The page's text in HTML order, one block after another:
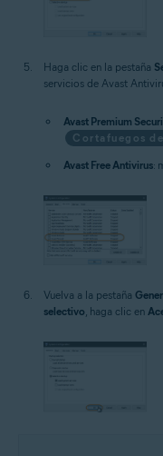
Haga clic en la pestaña
servicios de Avast
Avast Premium
Cortafuegos
Avast Free Antivirus:
Vuelva a la pestaña
selectivo, haga clic en